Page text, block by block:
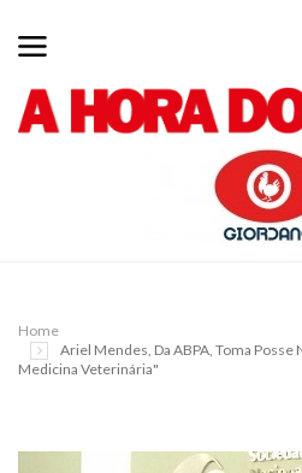
Home
Ariel Mendes, Da ABPA, Toma Posse
Medicina Veterinária"